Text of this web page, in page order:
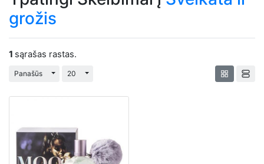
grožis
1 sąrašas rastas.
Panašūs Perjungti išplečiamąjį sąrašą
20 Perjungti išplečiamąjį sąrašą